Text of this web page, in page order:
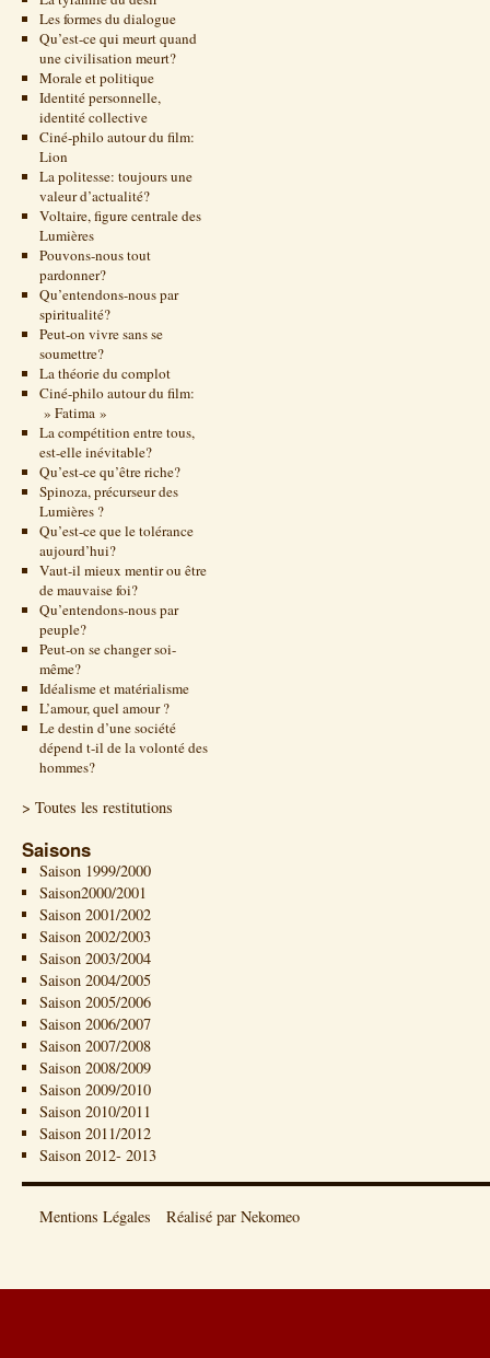
Les formes du dialogue
Qu’est-ce qui meurt quand
une civilisation meurt?
Morale et politique
Identité personnelle,
identité collective
Ciné-philo autour du film:
Lion
La politesse: toujours une
valeur d’actualité?
Voltaire, figure centrale des
Lumières
Pouvons-nous tout
pardonner?
Qu’entendons-nous par
spiritualité?
Peut-on vivre sans se
soumettre?
La théorie du complot
Ciné-philo autour du film:
» Fatima »
La compétition entre tous,
est-elle inévitable?
Qu’est-ce qu’être riche?
Spinoza, précurseur des
Lumières ?
Qu’est-ce que le tolérance
aujourd’hui?
Vaut-il mieux mentir ou être
de mauvaise foi?
Qu’entendons-nous par
peuple?
Peut-on se changer soi-
même?
Idéalisme et matérialisme
L’amour, quel amour ?
Le destin d’une société
dépend t-il de la volonté des
hommes?
> Toutes les restitutions
Saisons
Saison 1999/2000
Saison2000/2001
Saison 2001/2002
Saison 2002/2003
Saison 2003/2004
Saison 2004/2005
Saison 2005/2006
Saison 2006/2007
Saison 2007/2008
Saison 2008/2009
Saison 2009/2010
Saison 2010/2011
Saison 2011/2012
Saison 2012- 2013
Mentions Légales Réalisé par Nekomeo